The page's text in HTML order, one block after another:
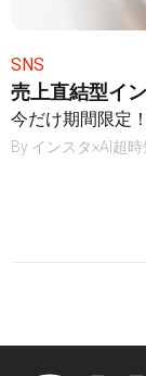
SNS
売上直結型イ
今だけ期間限定！
By インスタ×AI超